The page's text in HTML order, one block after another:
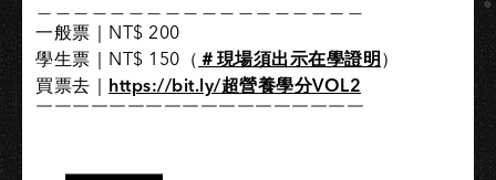
一般票｜NT$ 200​
學生票｜NT$ 150（ ＃現場須出示在學證明 ）
買票去｜​ https://bit.ly/超營養學分VOL2
￣￣￣￣￣￣￣￣￣￣￣￣￣￣￣￣￣￣